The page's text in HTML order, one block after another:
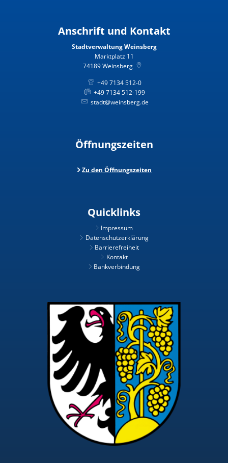
Anschrift und Kontakt
Stadtverwaltung Weinsberg
Marktplatz 11
74189Weinsberg
+49 7134 512-0
+49 7134 512-199
stadt@weinsberg.de
Öffnungszeiten
Zu den Öffnungszeiten
Quicklinks
Impressum
Datenschutzerklärung
Barrierefreiheit
Kontakt
Bankverbindung